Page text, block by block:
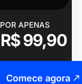
POR APENAS
R$ 99,90
Comece agora